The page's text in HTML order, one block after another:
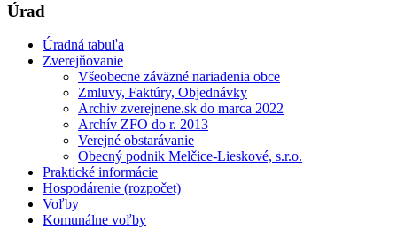
Úrad
Úradná tabuľa
Zverejňovanie
Všeobecne záväzné nariadenia obce
Zmluvy, Faktúry, Objednávky
Archiv zverejnene.sk do marca 2022
Archív ZFO do r. 2013
Verejné obstarávanie
Obecný podnik Melčice-Lieskové, s.r.o.
Praktické informácie
Hospodárenie (rozpočet)
Voľby
Komunálne voľby